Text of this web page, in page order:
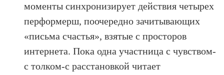
моменты синхронизирует действия четырех
перформерш, поочередно зачитывающих
«письма счастья», взятые с просторов
интернета. Пока одна участница с чувством-
с толком-с расстановкой читает